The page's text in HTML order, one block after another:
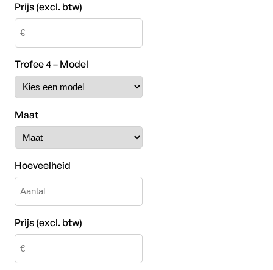
Prijs (excl. btw)
Trofee 4 – Model
Maat
Hoeveelheid
Prijs (excl. btw)